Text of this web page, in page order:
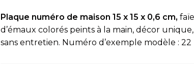
Plaque numéro de maison 15 x 15 x 0,6 cm,
d’émaux colorés peints à la main, décor
sans entretien. Numéro d’exemple modèle : 22